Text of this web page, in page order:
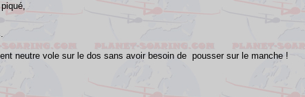
neutre vole sur le dos sans avoir besoin de pousser sur le manche !